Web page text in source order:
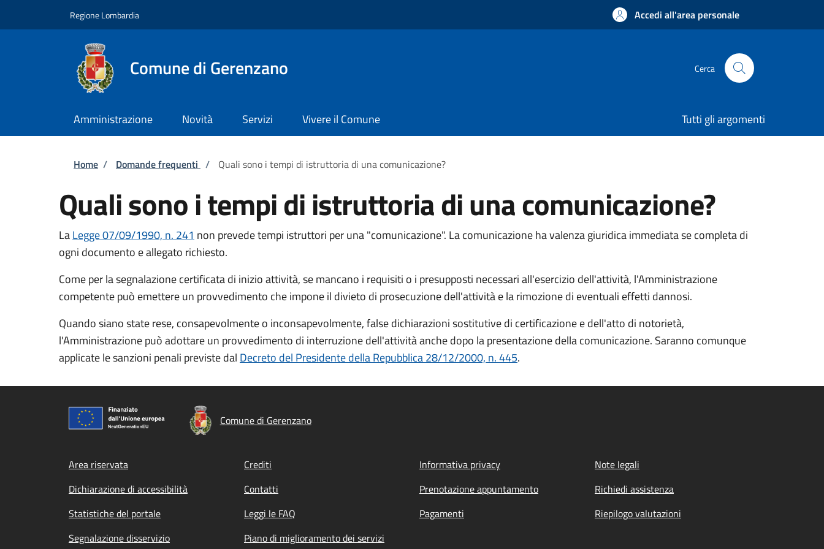
Regione Lombardia Accedi all'area personale
Comune di Gerenzano Cerca
Amministrazione Novità Servizi Vivere il Comune Tutti gli argomenti
Briciole di pane
Home / Domande frequenti / Quali sono i tempi di istruttoria di una comunicazione?
Quali sono i tempi di istruttoria di una comunicazione?
LaLegge 07/09/1990, n. 241 non prevede tempi istruttori per una "comunicazione". La comunicazione ha valenza giuridica immediata se completa di
ogni documento e allegato richiesto.
Come per la segnalazione certificata di inizio attività, se mancano i requisiti o i presupposti necessari all'esercizio dell'attività, l'Amministrazione
competente può emettere un provvedimento che impone il divieto di prosecuzione dell'attività e la rimozione di eventuali effetti dannosi.
Quando siano state rese, consapevolmente o inconsapevolmente, false dichiarazioni sostitutive di certificazione e dell'atto di notorietà,
l'Amministrazione può adottare un provvedimento di interruzione dell'attività anche dopo la presentazione della comunicazione. Saranno comunque
applicate le sanzioni penali previste dal Decreto del Presidente della Repubblica 28/12/2000, n. 445.
Comune di Gerenzano
Footer menu
Area riservata Crediti Informativa privacy
Note legali
Dichiarazione di accessibilità
Contatti Prenotazione appuntamento
Richiedi assistenza
Statistiche del portale
Leggi le FAQ Pagamenti
Riepilogo valutazioni
Segnalazione disservizio
Piano di miglioramento dei servizi